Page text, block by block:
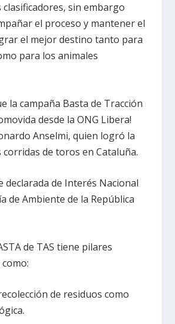
sin embargo
el proceso y mantener el
el mejor destino tanto para
para los animales
la campaña Basta de Tracción
desde la ONG Libera!
Anselmi, quien logró la
corridas de toros en Cataluña.
declarada de Interés Nacional
de Ambiente de la República
de TAS tiene pilares
de residuos como